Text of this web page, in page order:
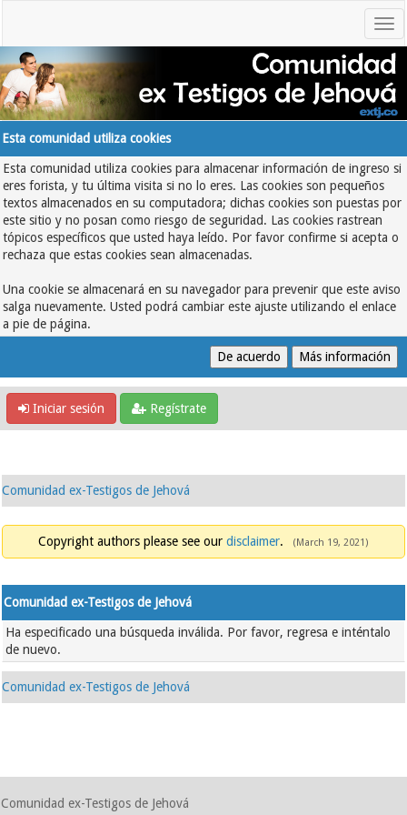
Esta comunidad utiliza cookies
Esta comunidad utiliza cookies para almacenar información de ingreso si
eres forista, y tu última visita si no lo eres. Las cookies son pequeños
textos almacenados en su computadora; dichas cookies son puestas por
este sitio y no posan como riesgo de seguridad. Las cookies rastrean
tópicos específicos que usted haya leído. Por favor confirme si acepta o
rechaza que estas cookies sean almacenadas.
Una cookie se almacenará en su navegador para prevenir que este aviso
salga nuevamente. Usted podrá cambiar este ajuste utilizando el enlace
a pie de página.
Iniciar sesión Regístrate
Comunidad ex-Testigos de Jehová
Copyright authors please see our disclaimer. (March 19, 2021)
Comunidad ex-Testigos de Jehová
Ha especificado una búsqueda inválida. Por favor, regresa e inténtalo
de nuevo.
Comunidad ex-Testigos de Jehová
Comunidad ex-Testigos de Jehová